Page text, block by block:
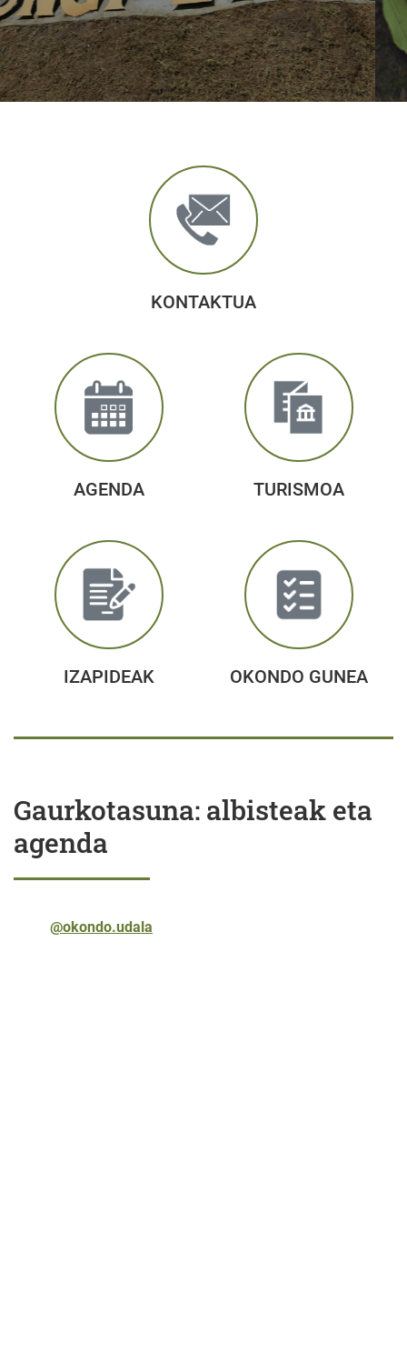
KONTAKTUA
AGENDA TURISMOA
IZAPIDEAK OKONDO GUNEA
Gaurkotasuna: albisteak eta
agenda
@okondo.udala